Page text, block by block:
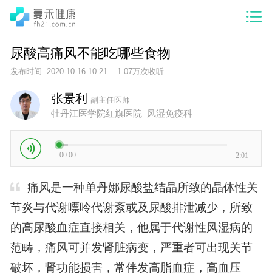
尿酸高痛风不能吃哪些食物
发布时间: 2020-10-16 10:21 1.07万次收听
张景利 副主任医师
牡丹江医学院红旗医院 风湿免疫科
00:00 2:01
痛风是一种单丹娜尿酸盐结晶所致的晶体性关
节炎与代谢嘌呤代谢紊或及尿酸排泄减少，所致
的高尿酸血症直接相关，他属于代谢性风湿病的
范畴，痛风可并发肾脏病变，严重者可出现关节
破坏，肾功能损害，常伴发高脂血症，高血压